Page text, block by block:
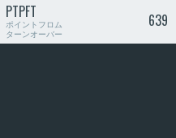
PTPFT
ポイントフロム
ターンオーバー
639